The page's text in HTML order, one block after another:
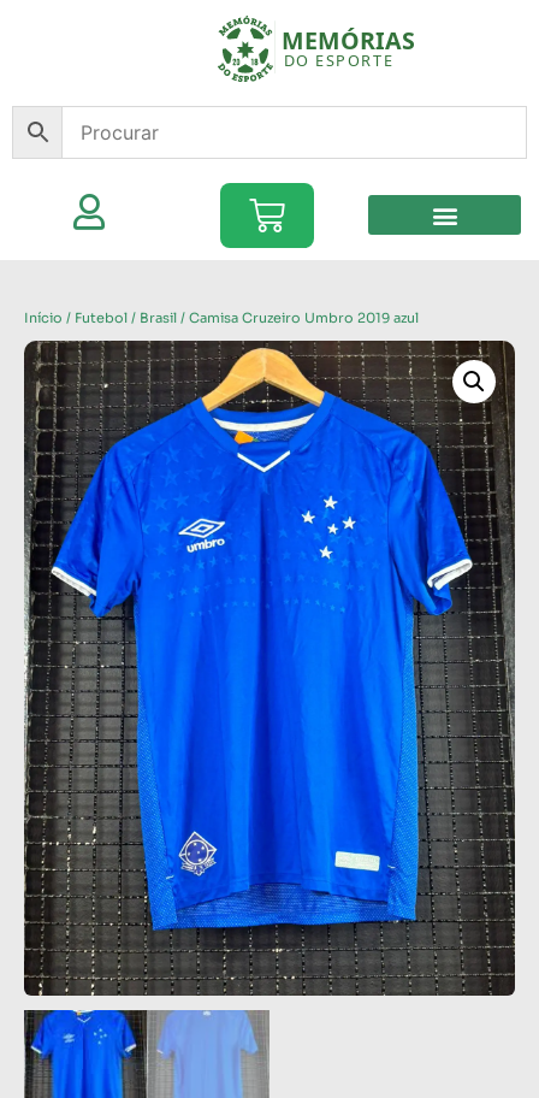
Início / Futebol / Brasil / Camisa Cruzeiro Umbro 2019 azul